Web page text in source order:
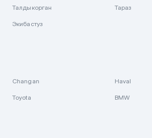
Талдыкорган Тараз
Экибастуз
Changan Haval
Toyota BMW